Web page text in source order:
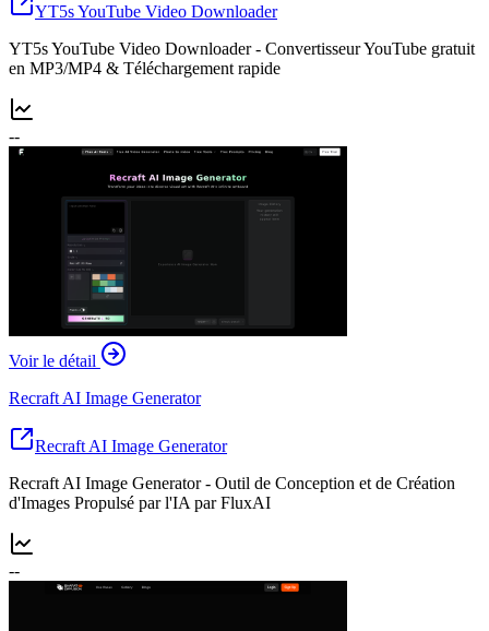
YT5s YouTube Video Downloader
YT5s YouTube Video Downloader - Convertisseur YouTube gratuit
en MP3/MP4 & Téléchargement rapide
--
Voir le détail
Recraft AI Image Generator
Recraft AI Image Generator
Recraft AI Image Generator - Outil de Conception et de Création
d'Images Propulsé par l'IA par FluxAI
--